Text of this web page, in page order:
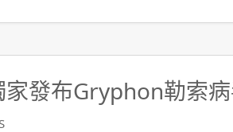
發布Gryphon勒索